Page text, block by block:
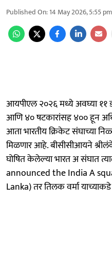
Published On:14 May 2026, 5:55 pm
आयपीएल २०२६ मध्ये अवघ्या
आणि ४० षटकारांसह ४०० हून
आता भारतीय क्रिकेट संघाच्या
मिळणार आहे. बीसीसीआयने
घोषित केलेल्या भारत अ संघात
announced the India A
Lanka) तर तिलक वर्मा